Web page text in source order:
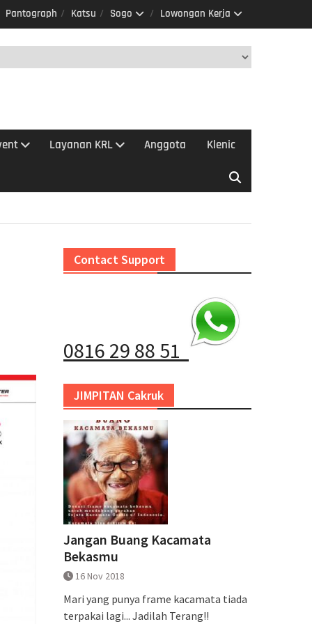
Pantograph Katsu Sogo Lowongan Kerja
Layanan KRL Anggota Klenic
Contact Support
0816 29 88 51
JIMPITAN Cakruk
Jangan Buang Kacamata
Bekasmu
16 Nov 2018
Mari yang punya frame kacamata tiada
terpakai lagi... Jadilah Terang!!